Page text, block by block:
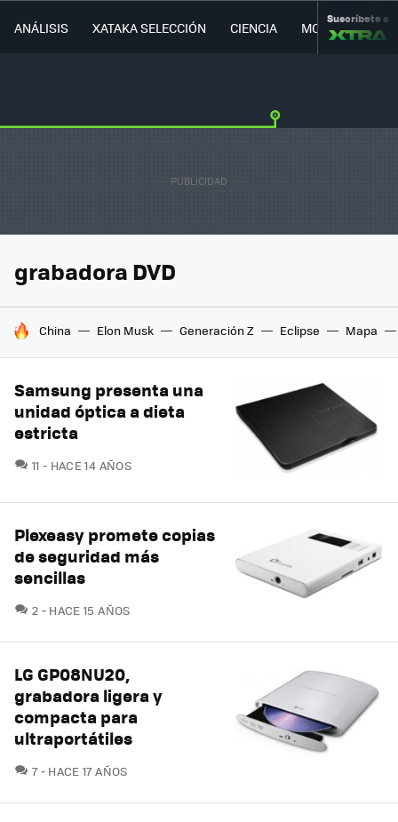
ANÁLISIS XATAKA SELECCIÓN CIENCIA MOVILIDAD
Suscríbete a
grabadora DVD
HOY SE HABLA DE
China Elon Musk Generación Z Eclipse Mapa
Samsung presenta una
unidad óptica a dieta
estricta
11 COMENTARIOS
HACE 14 AÑOS
Plexeasy promete copias
de seguridad más
sencillas
2 COMENTARIOS
HACE 15 AÑOS
LG GP08NU20,
grabadora ligera y
compacta para
ultraportátiles
7COMENTARIOS
HACE 17 AÑOS